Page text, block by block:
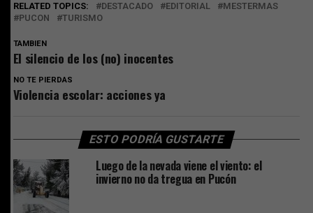
RELATED TOPICS: DESTACADO EDITORIAL
MESTERMAS
PUCON
TURISMO
TAMBIEN
El silencio de los (no) inocentes
NO TE PIERDAS
Violencia escolar: acciones ya
ESTO PODRÍA GUSTARTE
Luego de la nevada viene el viento: el
invierno no da tregua en Pucón